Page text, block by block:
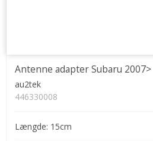
Antenne adapter Subaru 2007>
au2tek
446330008
Længde: 15cm